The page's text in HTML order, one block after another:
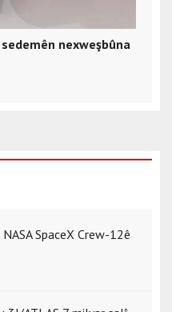
nexweşbûna
SpaceX Crew-12ê